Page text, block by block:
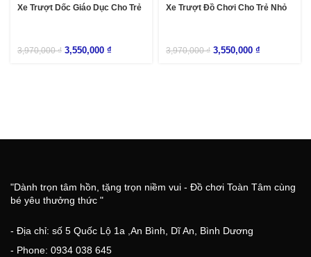
Xe Trượt Dốc Giáo Dục Cho Trẻ
3,970,000₫ 3,550,000 ₫
Xe Trượt Đồ Chơi Cho Trẻ Nhỏ
3,970,000₫ 3,550,000 ₫
"Dành trọn tâm hồn, tặng trọn niềm vui - Đồ chơi Toàn Tâm cùng
bé yêu thưởng thức "
- Địa chỉ: số 5 Quốc Lộ 1a ,An Bình, Dĩ An, Bình Dương
- Phone: 0934 038 645